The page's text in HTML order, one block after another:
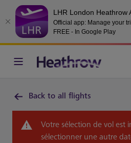
LHR London Heathrow
Official app: Manage your
FREE - In Google Play
Back to all flights
Votre sélection de vol est
sélectionner une autre